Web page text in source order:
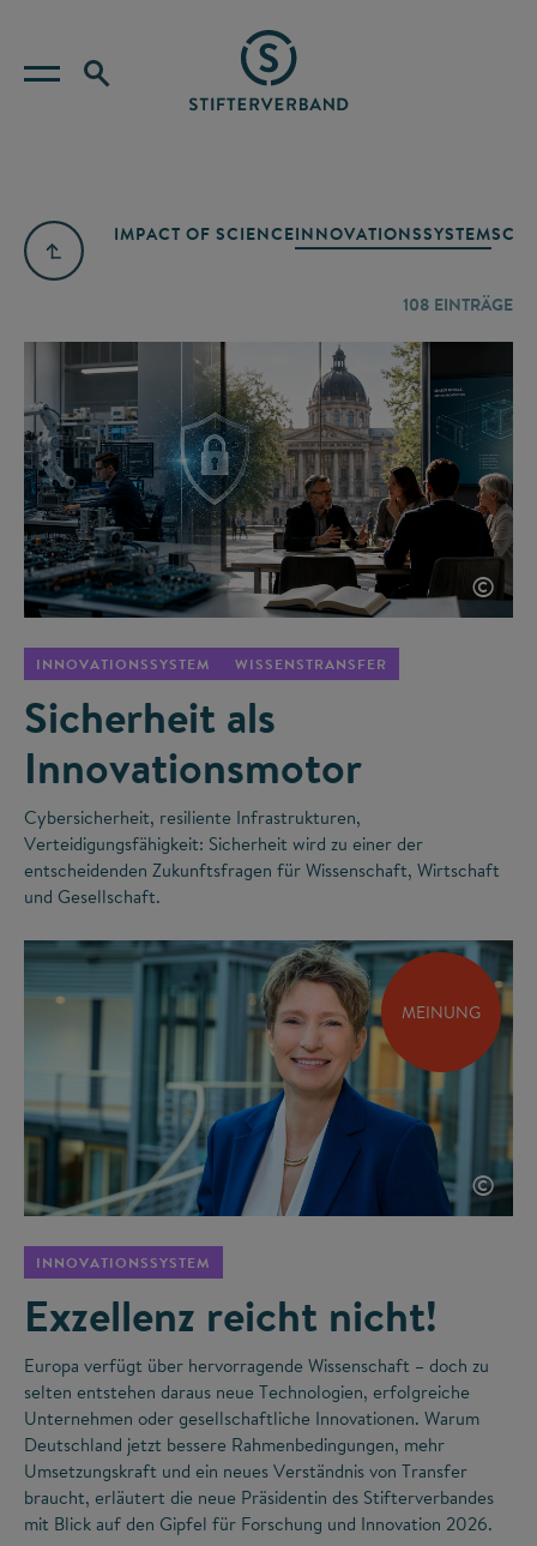
IMPACT OF SCIENCEINNOVATIONSSYSTEM
108 EINTRÄGE
©
INNOVATIONSSYSTEM WISSENSTRANSFER
Sicherheit als
Innovationsmotor
Cybersicherheit, resiliente Infrastrukturen,
Verteidigungsfähigkeit: Sicherheit wird zu einer der
entscheidenden Zukunftsfragen für Wissenschaft, Wirtschaft
und Gesellschaft.
MEINUNG
©
INNOVATIONSSYSTEM
Exzellenz reicht nicht!
Europa verfügt über hervorragende Wissenschaft – doch zu
selten entstehen daraus neue Technologien, erfolgreiche
Unternehmen oder gesellschaftliche Innovationen. Warum
Deutschland jetzt bessere Rahmenbedingungen, mehr
Umsetzungskraft und ein neues Verständnis von Transfer
braucht, erläutert die neue Präsidentin des Stifterverbandes
mit Blick auf den Gipfel für Forschung und Innovation 2026.